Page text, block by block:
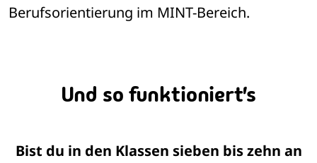
Berufsorientierung im MINT-Bereich.
Und so funktioniert's
Bist du in den Klassen sieben bis zehn an